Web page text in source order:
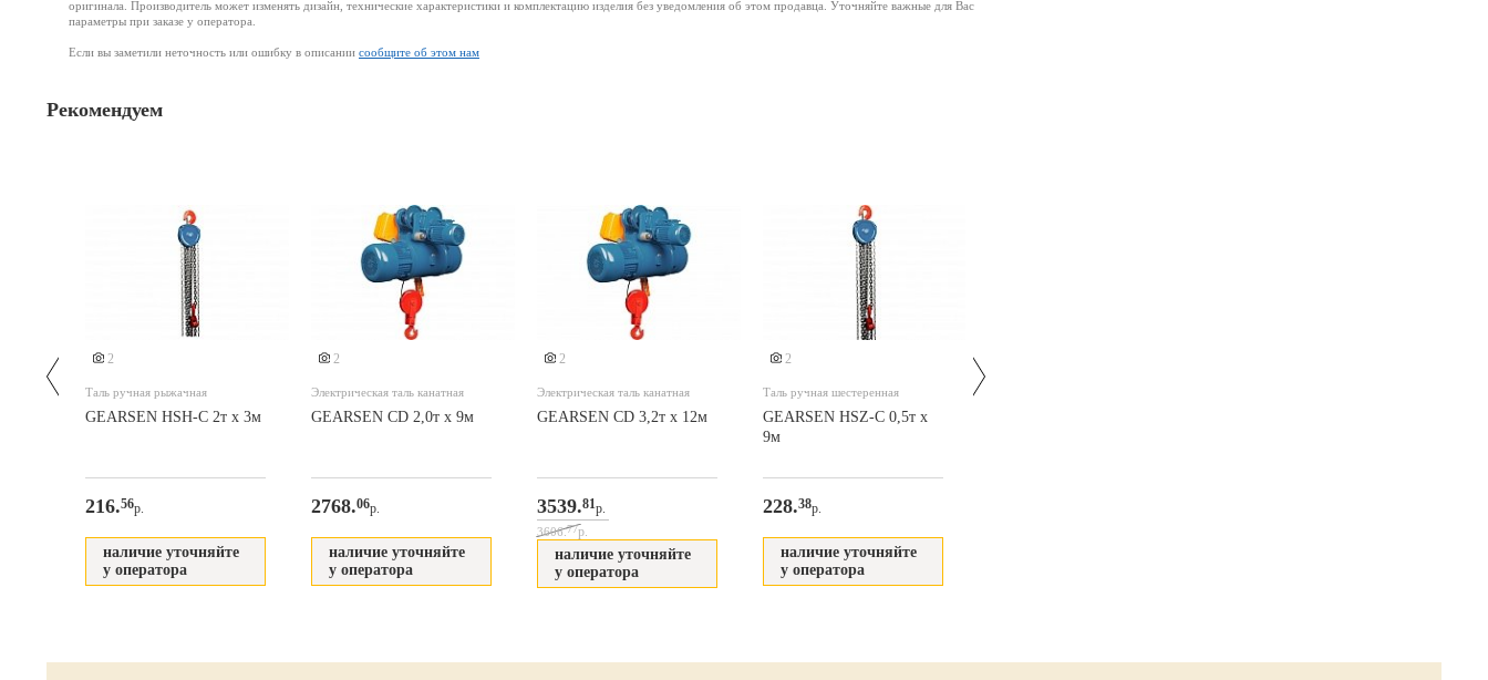
оригинала. Производитель может изменять дизайн, технические характеристики и комплектацию изделия без уведомления об этом продавца. Уточняйте важные для Вас
параметры при заказе у оператора.
Если вы заметили неточность или ошибку в описании сообщите об этом нам
Рекомендуем
2
Таль ручная рыжачная
GEARSEN HSH-C 2т х 3м
216.56р.
наличие уточняйте
у оператора
2
Электрическая таль канатная
GEARSEN CD 2,0т х 9м
2768.06р.
наличие уточняйте
у оператора
2
Электрическая таль канатная
GEARSEN CD 3,2т х 12м
3539.81р.
3606.77р.
наличие уточняйте
у оператора
2
Таль ручная шестеренная
GEARSEN HSZ-C 0,5т х
9м
228.38р.
наличие уточняйте
у оператора